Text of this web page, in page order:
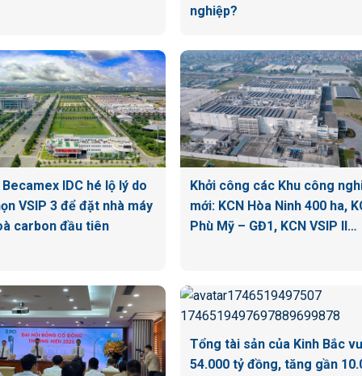
nghiệp?
IDC hé lộ lý do
VSIP 3 để đặt nhà máy
carbon đầu tiên
Khởi công các Khu công
mới: KCN Hòa Ninh 400 ha,
Phù Mỹ – GĐ1, KCN VSIP II…
Tổng tài sản của Kinh Bắc
54.000 tỷ đồng, tăng gần